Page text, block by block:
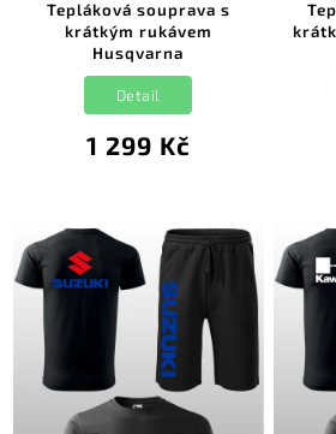
Tepláková souprava s
krátkým rukávem
Husqvarna
1 299 Kč
Detail